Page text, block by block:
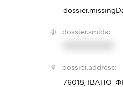
dossier.smida:
dossier.address:
76018, ІВАНО-